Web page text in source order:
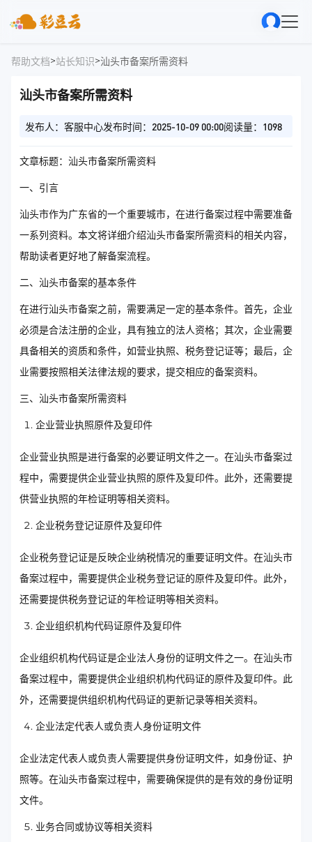
帮助文档>站长知识>汕头市备案所需资料
汕头市备案所需资料
发布人：客服中心发布时间：2025-10-09 00:00阅读量：1098
文章标题：汕头市备案所需资料
一、引言
汕头市作为广东省的一个重要城市，在进行备案过程中需要准备
一系列资料。本文将详细介绍汕头市备案所需资料的相关内容，
帮助读者更好地了解备案流程。
二、汕头市备案的基本条件
在进行汕头市备案之前，需要满足一定的基本条件。首先，企业
必须是合法注册的企业，具有独立的法人资格；其次，企业需要
具备相关的资质和条件，如营业执照、税务登记证等；最后，企
业需要按照相关法律法规的要求，提交相应的备案资料。
三、汕头市备案所需资料
企业营业执照原件及复印件
企业营业执照是进行备案的必要证明文件之一。在汕头市备案过
程中，需要提供企业营业执照的原件及复印件。此外，还需要提
供营业执照的年检证明等相关资料。
企业税务登记证原件及复印件
企业税务登记证是反映企业纳税情况的重要证明文件。在汕头市
备案过程中，需要提供企业税务登记证的原件及复印件。此外，
还需要提供税务登记证的年检证明等相关资料。
企业组织机构代码证原件及复印件
企业组织机构代码证是企业法人身份的证明文件之一。在汕头市
备案过程中，需要提供企业组织机构代码证的原件及复印件。此
外，还需要提供组织机构代码证的更新记录等相关资料。
企业法定代表人或负责人身份证明文件
企业法定代表人或负责人需要提供身份证明文件，如身份证、护
照等。在汕头市备案过程中，需要确保提供的是有效的身份证明
文件。
业务合同或协议等相关资料